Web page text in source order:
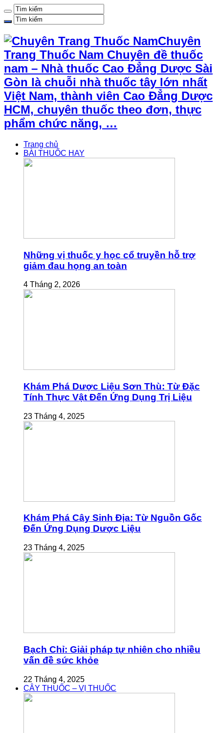
Chuyên
Trang Thuốc Nam Chuyên đề thuốc
nam – Nhà thuốc Cao Đẳng Dược Sài
Gòn là chuỗi nhà thuốc tây lớn nhất
Việt Nam, thành viên Cao Đẳng Dược
HCM, chuyên thuốc theo đơn, thực
phẩm chức năng, …
Trang chủ
BÀI THUỐC HAY
Những vị thuốc y học cổ truyền hỗ trợ
giảm đau họng an toàn
4 Tháng 2, 2026
Khám Phá Dược Liệu Sơn Thù: Từ Đặc
Tính Thực Vật Đến Ứng Dụng Trị Liệu
23 Tháng 4, 2025
Khám Phá Cây Sinh Địa: Từ Nguồn Gốc
Đến Ứng Dụng Dược Liệu
23 Tháng 4, 2025
Bạch Chỉ: Giải pháp tự nhiên cho nhiều
vấn đề sức khỏe
22 Tháng 4, 2025
CÂY THUỐC – VỊ THUỐC